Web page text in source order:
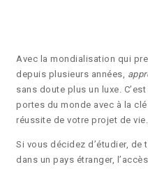
Avec la mondialisation qui
depuis plusieurs années,
sans doute plus un luxe.
portes du monde avec à la
réussite de votre projet de vie.
Si vous décidez d’étudier,
dans un pays étranger,